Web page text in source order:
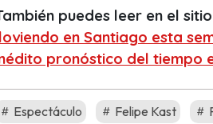
puedes leer en el
en Santiago esta
pronóstico del tiempo
Espectáculo Felipe Kast